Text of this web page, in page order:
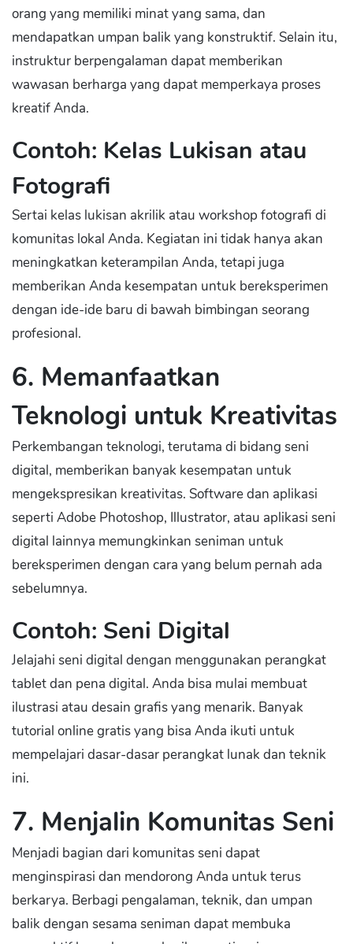
orang yang memiliki minat yang sama, dan
mendapatkan umpan balik yang konstruktif. Selain itu,
instruktur berpengalaman dapat memberikan
wawasan berharga yang dapat memperkaya proses
kreatif Anda.
Contoh: Kelas Lukisan atau
Fotografi
Sertai kelas lukisan akrilik atau workshop fotografi di
komunitas lokal Anda. Kegiatan ini tidak hanya akan
meningkatkan keterampilan Anda, tetapi juga
memberikan Anda kesempatan untuk bereksperimen
dengan ide-ide baru di bawah bimbingan seorang
profesional.
6. Memanfaatkan
Teknologi untuk Kreativitas
Perkembangan teknologi, terutama di bidang seni
digital, memberikan banyak kesempatan untuk
mengekspresikan kreativitas. Software dan aplikasi
seperti Adobe Photoshop, Illustrator, atau aplikasi seni
digital lainnya memungkinkan seniman untuk
bereksperimen dengan cara yang belum pernah ada
sebelumnya.
Contoh: Seni Digital
Jelajahi seni digital dengan menggunakan perangkat
tablet dan pena digital. Anda bisa mulai membuat
ilustrasi atau desain grafis yang menarik. Banyak
tutorial online gratis yang bisa Anda ikuti untuk
mempelajari dasar-dasar perangkat lunak dan teknik
ini.
7. Menjalin Komunitas Seni
Menjadi bagian dari komunitas seni dapat
menginspirasi dan mendorong Anda untuk terus
berkarya. Berbagi pengalaman, teknik, dan umpan
balik dengan sesama seniman dapat membuka